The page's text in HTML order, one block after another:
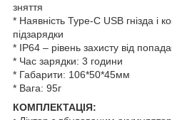
зняття
* Наявність Type-C USB гнізда і
підзарядки
* IP64 – рівень захисту від
* Час зарядки: 3 години
* Габарити: 106*50*45мм
* Вага: 95г
КОМПЛЕКТАЦІЯ: